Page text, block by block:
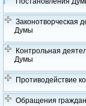
Законотворческая
Думы
Контрольная
Думы
Противодействие
Обращения граждан